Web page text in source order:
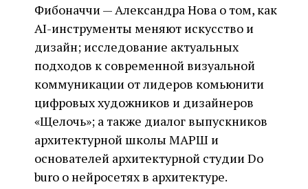
Фибоначчи — Александра Нова о том, как
AI-инструменты меняют искусство и
дизайн; исследование актуальных
подходов к современной визуальной
коммуникации от лидеров комьюнити
цифровых художников и дизайнеров
«Щелочь»; а также диалог выпускников
архитектурной школы МАРШ и
основателей архитектурной студии Do
buro о нейросетях в архитектуре.